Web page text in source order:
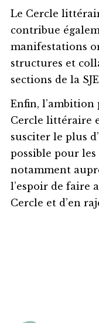
Le Cercle
contribue
manifestations
structures et
sections de la
Enfin,
Cercle littéraire
susciter le plus
possible pour
notamment
l’espoir de faire
Cercle et d’en